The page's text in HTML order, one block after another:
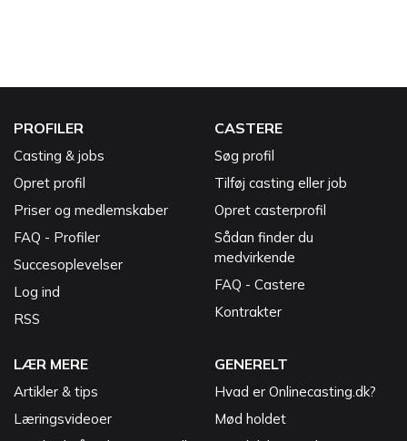
PROFILER
Casting & jobs
Opret profil
Priser og medlemskaber
FAQ - Profiler
Succesoplevelser
Log ind
RSS
CASTERE
Søg profil
Tilføj casting eller job
Opret casterprofil
Sådan finder du
medvirkende
FAQ - Castere
Kontrakter
LÆR MERE
Artikler & tips
Læringsvideoer
GENERELT
Hvad er Onlinecasting.dk?
Mød holdet